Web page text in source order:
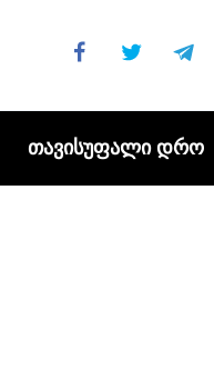
თავისუფალი დრო